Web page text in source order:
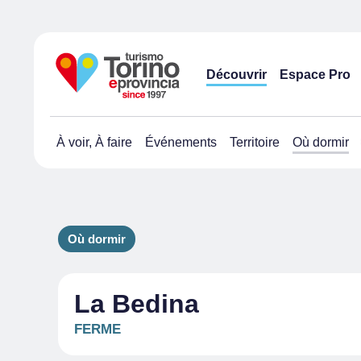
Découvrir Espace Pro
À voir, À faire Événements Territoire Où dormir
Où dormir
La Bedina
FERME